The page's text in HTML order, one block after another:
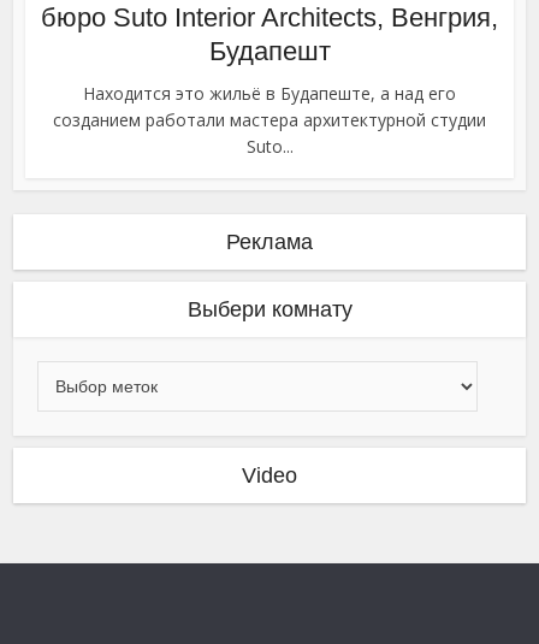
бюро Suto Interior Architects, Венгрия,
Будапешт
Находится это жильё в Будапеште, а над его
созданием работали мастера архитектурной студии
Suto...
Реклама
Выбери комнату
Video